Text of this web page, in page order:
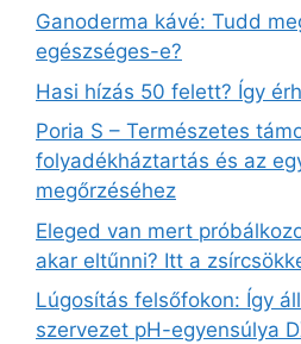
Ganoderma kávé: Tudd
egészséges-e?
Hasi hízás 50 felett? Így
Poria S – Természetes
folyadékháztartás és az
megőrzéséhez
Eleged van mert
akar eltűnni? Itt a
Lúgosítás felsőfokon: Így
szervezet pH-egyensúlya